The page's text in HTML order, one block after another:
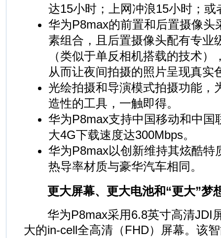
达15小时；上网冲浪15小时；或
华为P8max的前置和后置摄像头
素组合，且后置摄像头配有专业
（类似于单反相机搭载的技术
从而让夜间拍摄的照片呈现真实
光绘拍摄和导演模式拍摄功能，
造性的工具，一触即得。
华为P8max支持中国移动和中国
大4G下载速度达300Mbps。
华为P8max以创新维持其炫酷特
热导率材质与豪华汽车相同。
更大屏幕、更大电池和“更大”梦
华为P8max采用6.8英寸高清JDI
大的in-cell全高清（FHD）屏幕。该